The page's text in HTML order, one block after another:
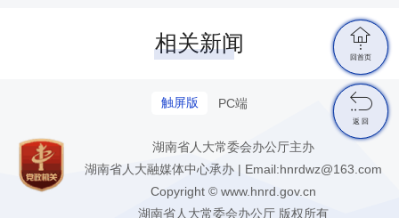
相关新闻
触屏版 PC端
湖南省人大常委会办公厅主办
湖南省人大融媒体中心承办 | Email:hnrdwz@163.com
Copyright © www.hnrd.gov.cn
湖南省人大常委会办公厅 版权所有

回首页

返 回